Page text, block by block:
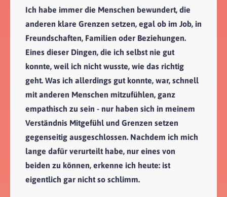
Ich habe immer die Menschen bewundert, die
anderen klare Grenzen setzen, egal ob im Job, in
Freundschaften, Familien oder Beziehungen.
Eines dieser Dingen, die ich selbst nie gut
konnte, weil ich nicht wusste, wie das richtig
geht. Was ich allerdings gut konnte, war, schnell
mit anderen Menschen mitzufühlen, ganz
empathisch zu sein - nur haben sich in meinem
Verständnis Mitgefühl und Grenzen setzen
gegenseitig ausgeschlossen. Nachdem ich mich
lange dafür verurteilt habe, nur eines von
beiden zu können, erkenne ich heute: ist
eigentlich gar nicht so schlimm.